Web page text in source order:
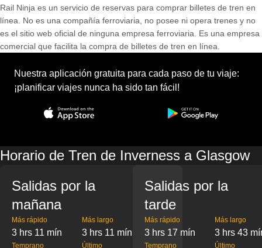
Rail Ninja es un servicio de reservas para comprar billetes de tren en
línea. No es una compañía ferroviaria, no posee ni opera trenes y no
es el sitio web oficial de ninguna empresa ferroviaria. Es una empresa
comercial que facilita la compra de billetes de tren en línea.
Nuestra aplicación gratuita para cada paso de tu viaje:
¡planificar viajes nunca ha sido tan fácil!
Horario de Tren de Inverness a Glasgow
Salidas por la
mañana
Más rápido
3 hrs 11 mín
Más largo
3 hrs 11 mín
Temprano Último
Salidas por la
tarde
Más rápido
3 hrs 17 mín
Más largo
3 hrs 43
Temprano Último